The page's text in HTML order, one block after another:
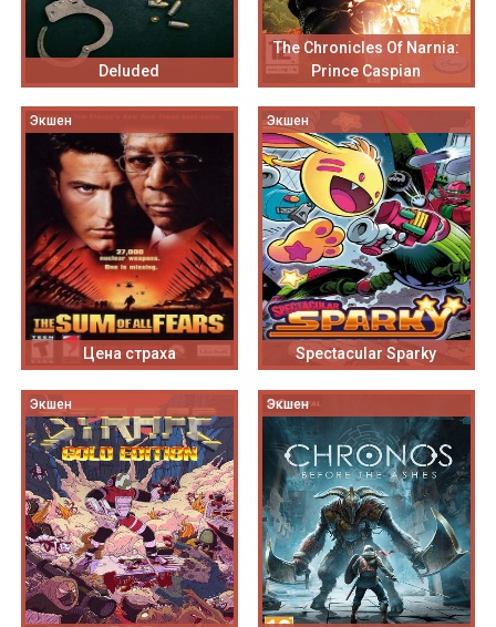
Deluded
The Chronicles Of Narnia:
Prince Caspian
Экшен
Цена страха
Экшен
Spectacular Sparky
Экшен Экшен